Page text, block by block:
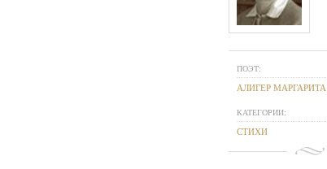
ПОЭТ:
АЛИГЕР МАРГАРИТА
КАТЕГОРИИ:
СТИХИ